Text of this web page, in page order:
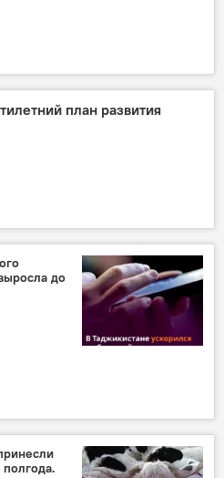
план развития
до